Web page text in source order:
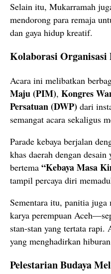
Selain itu, Mukarramah
mendorong para remaja
dan gaya hidup kreatif.
Kolaborasi Organisasi
Acara ini melibatkan
Maju (PIM), Kongres
Persatuan (DWP) dari
semangat acara sekaligus
Parade kebaya berjalan
khas daerah dengan
bertema “Kebaya Masa
tampil percaya diri
Sementara itu, panitia juga
karya perempuan
stan-stan yang tertata
yang menghadirkan
Pelestarian Budaya